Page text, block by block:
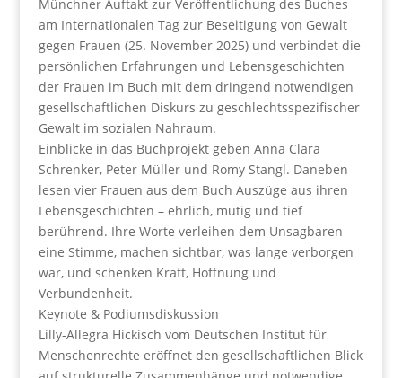
Münchner Auftakt zur Veröffentlichung des Buches
am Internationalen Tag zur Beseitigung von Gewalt
gegen Frauen (25. November 2025) und verbindet die
persönlichen Erfahrungen und Lebensgeschichten
der Frauen im Buch mit dem dringend notwendigen
gesellschaftlichen Diskurs zu geschlechtsspezifischer
Gewalt im sozialen Nahraum.
Einblicke in das Buchprojekt geben Anna Clara
Schrenker, Peter Müller und Romy Stangl. Daneben
lesen vier Frauen aus dem Buch Auszüge aus ihren
Lebensgeschichten – ehrlich, mutig und tief
berührend. Ihre Worte verleihen dem Unsagbaren
eine Stimme, machen sichtbar, was lange verborgen
war, und schenken Kraft, Hoffnung und
Verbundenheit.
Keynote & Podiumsdiskussion
Lilly-Allegra Hickisch vom Deutschen Institut für
Menschenrechte eröffnet den gesellschaftlichen Blick